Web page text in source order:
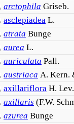
arctophila Griseb.
asclepiadea L.
atrata Bunge
aurea L.
auriculata Pall.
austriaca A. Kern.
axillariflora H.
axillaris (F.W.
azurea Bunge